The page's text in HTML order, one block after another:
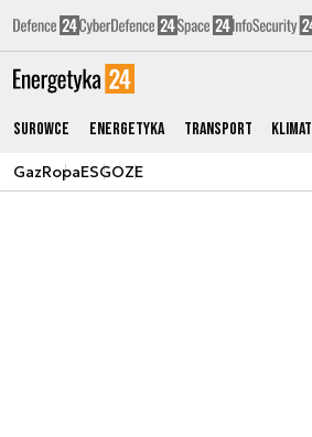
Surowce Energetyka Transport Klimat
GazRopaESGOZE